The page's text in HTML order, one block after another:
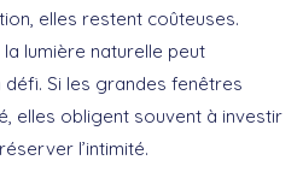
elles restent coûteuses.
la lumière naturelle peut
Si les grandes fenêtres
elles obligent souvent à investir
l’intimité.